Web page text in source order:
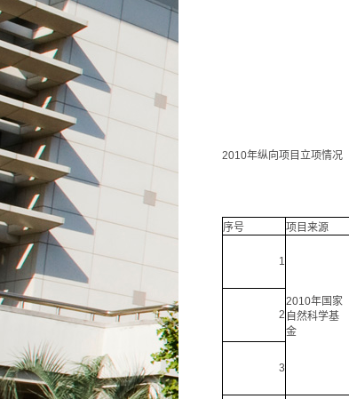
2010年纵向项目立项情况
序号 项目来源
1
2010年国家
自然科学基
金
2
3